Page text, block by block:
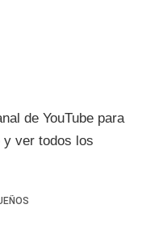
de YouTube para
y ver todos los